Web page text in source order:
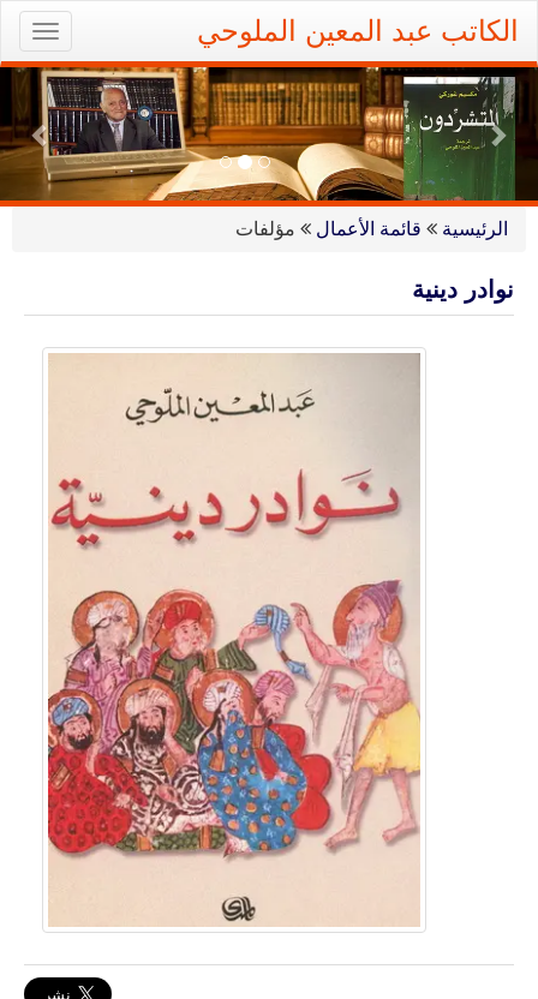
content
الكاتب عبد المعين الملوحي
Next
الرئيسية قائمة الأعمال مؤلفات
نوادر دينية